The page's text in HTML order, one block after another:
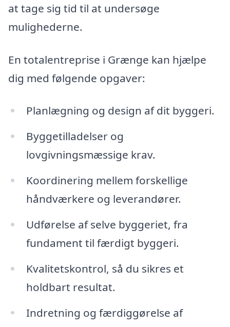
at tage sig tid til at undersøge
mulighederne.
En totalentreprise i Grænge kan hjælpe
dig med følgende opgaver:
Planlægning og design af dit byggeri.
Byggetilladelser og
lovgivningsmæssige krav.
Koordinering mellem forskellige
håndværkere og leverandører.
Udførelse af selve byggeriet, fra
fundament til færdigt byggeri.
Kvalitetskontrol, så du sikres et
holdbart resultat.
Indretning og færdiggørelse af